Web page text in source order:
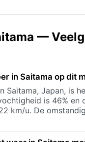
—
in Saitama op dit
Saitama, Japan, is
is 46% en
km/u. De